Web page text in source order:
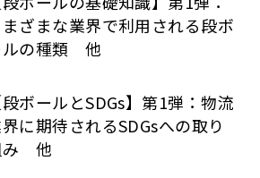
まざまな業界で利用される段ボ
ルの種類 他
段ボールとSDGs】第1弾：物流
に期待されるSDGsへの取り
み 他